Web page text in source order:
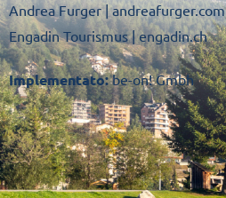
Andrea Furger |andreafurger.com
Engadin Tourismus |engadin.ch
Implementato: be-on! Gmbh